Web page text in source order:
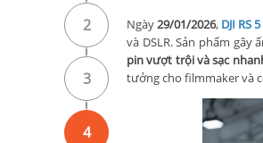
2
3
4
Ngày29/01/2026, DJI RS 5
và DSLR. Sản phẩm gây
pin vượt trội và sạc
tưởng cho filmmaker và